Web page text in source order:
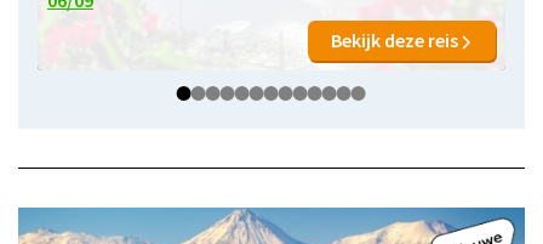
Bekijk deze reis